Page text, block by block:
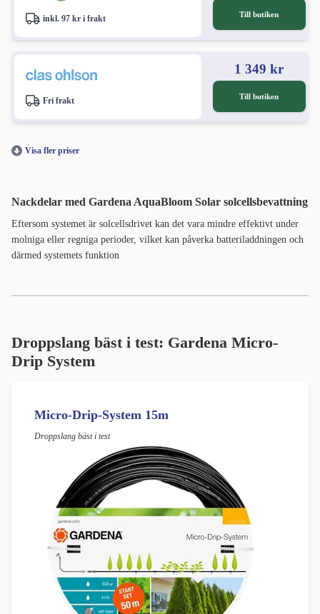
inkl. 97 kr i frakt Till butiken
Fri frakt
1 349 kr
Till butiken
Visa fler priser
Nackdelar med Gardena AquaBloom Solar solcellsbevattning
Eftersom systemet är solcellsdrivet kan det vara mindre effektivt under
molniga eller regniga perioder, vilket kan påverka batteriladdningen och
därmed systemets funktion
Droppslang bäst i test: Gardena Micro-
Drip System
Micro-Drip-System 15m
Droppslang bäst i test